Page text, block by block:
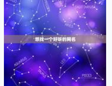
7、掠过
8、碎花
9、沉世